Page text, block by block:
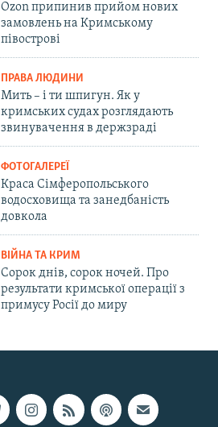
Ozon припинив прийом нових
замовлень на Кримському
півострові
ПРАВА ЛЮДИНИ
Мить – і ти шпигун. Як у
кримських судах розглядають
звинувачення в держзраді
ФОТОГАЛЕРЕЇ
Краса Сімферопольського
водосховища та занедбаність
довкола
ВІЙНА ТА КРИМ
Сорок днів, сорок ночей. Про
результати кримської операції з
примусу Росії до миру